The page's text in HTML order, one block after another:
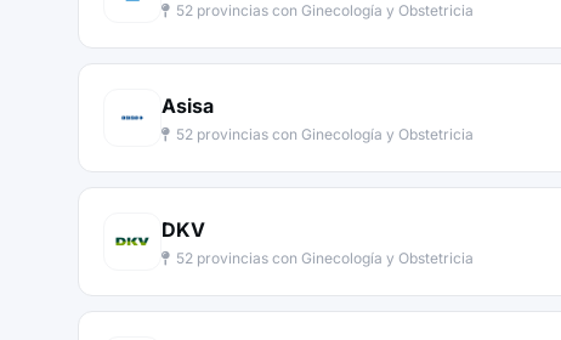
52 provincias con Ginecología y Obstetricia
Asisa
52 provincias con Ginecología y Obstetricia
DKV
52 provincias con Ginecología y Obstetricia